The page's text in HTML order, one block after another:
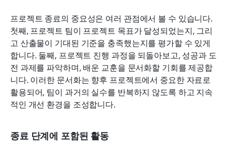
프로젝트 종료의 중요성은 여러 관점에서 볼 수 있습니다.
첫째, 프로젝트 팀이 프로젝트 목표가 달성되었는지, 그리
고 산출물이 기대된 기준을 충족했는지를 평가할 수 있게
합니다. 둘째, 프로젝트 진행 과정을 되돌아보고, 성공과 도
전 과제를 파악하며, 배운 교훈을 문서화할 기회를 제공합
니다. 이러한 문서화는 향후 프로젝트에서 중요한 자료로
활용되어, 팀이 과거의 실수를 반복하지 않도록 하고 지속
적인 개선 환경을 조성합니다.
종료 단계에 포함된 활동